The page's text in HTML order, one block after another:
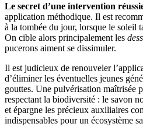
Le secret d’une intervention
application méthodique. Il est
à la tombée du jour, lorsque le soleil
On cible alors principalement les
pucerons aiment se dissimuler.
Il est judicieux de renouveler
d’éliminer les éventuelles jeunes
gouttes. Une pulvérisation maîtrisée
respectant la biodiversité : le savon
et épargne les précieux auxiliaires
indispensables pour un écosystème